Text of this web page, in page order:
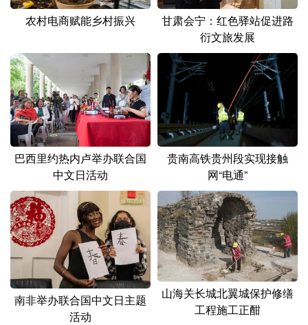
English Español Français عربى
Русский язык 日本語 한국어
Deutsch
农村电商赋能乡村振兴
甘肃会宁：红色驿站促进路
衍文旅发展
巴西里约热内卢举办联合国
中文日活动
贵南高铁贵州段实现接触
网“电通”
南非举办联合国中文日主题
活动
山海关长城北翼城保护修缮
工程施工正酣